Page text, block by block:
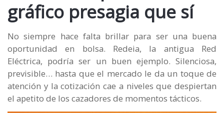
gráfico presagia que sí
No siempre hace falta brillar para ser una buena
oportunidad en bolsa. Redeia, la antigua Red
Eléctrica, podría ser un buen ejemplo. Silenciosa,
previsible… hasta que el mercado le da un toque de
atención y la cotización cae a niveles que despiertan
el apetito de los cazadores de momentos tácticos.